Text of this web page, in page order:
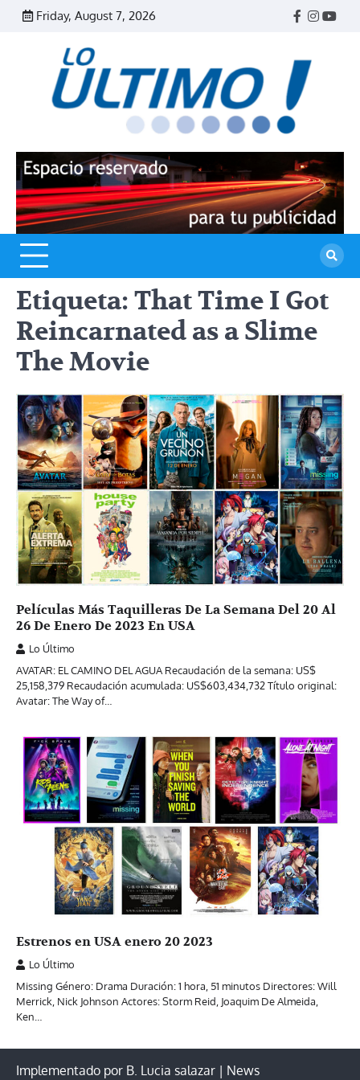
Skip
Friday, August 7, 2026
Facebook
Etiqueta: That Time I Got
Reincarnated as a Slime
The Movie
Películas Más Taquilleras De La Semana Del 20 Al
26 De Enero De 2023 En USA
Lo Último
AVATAR: EL CAMINO DEL AGUA Recaudación de la semana: US$
25,158,379 Recaudación acumulada: US$603,434,732 Título original:
Avatar: The Way of…
Estrenos en USA enero 20 2023
Lo Último
Missing Género: Drama Duración: 1 hora, 51 minutos Directores: Will
Merrick, Nick Johnson Actores: Storm Reid, Joaquim De Almeida,
Ken…
Implementado por B. Lucia salazar | News